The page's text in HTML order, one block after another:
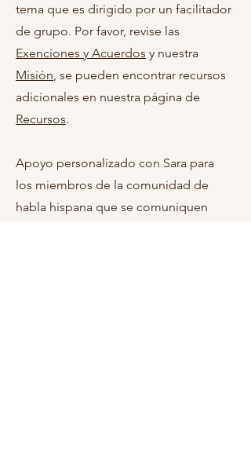
tema que es dirigido por un facilitador
de grupo. Por favor, revise las
Exenciones y Acuerdos y nuestra
Misión , se pueden encontrar recursos
adicionales en nuestra página de
Recursos.
Apoyo personalizado con Sara para
los miembros de la comunidad de
habla hispana que se comuniquen